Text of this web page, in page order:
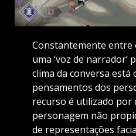
Constantemente entre
uma ‘voz de narrador’
clima da conversa está
pensamentos dos
recurso é utilizado por
personagem não
de representações